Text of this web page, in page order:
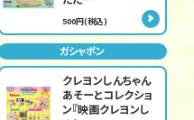
500円(税込)
ガシャポン
クレヨンしんちゃん
あそーとコレクショ
ン『映画クレヨンし